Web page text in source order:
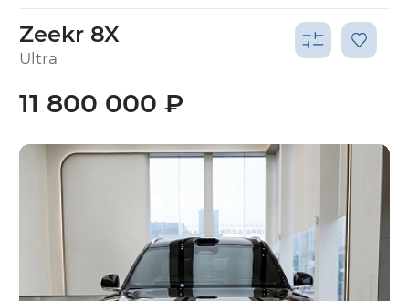
Zeekr 8X
Ultra
11 800 000 ₽